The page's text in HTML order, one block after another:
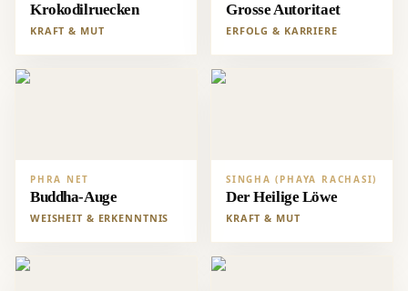
Krokodilruecken
KRAFT & MUT
Grosse Autoritaet
ERFOLG & KARRIERE
PHRA NET
Buddha-Auge
WEISHEIT & ERKENNTNIS
SINGHA (PHAYA RACHASI)
Der Heilige Löwe
KRAFT & MUT